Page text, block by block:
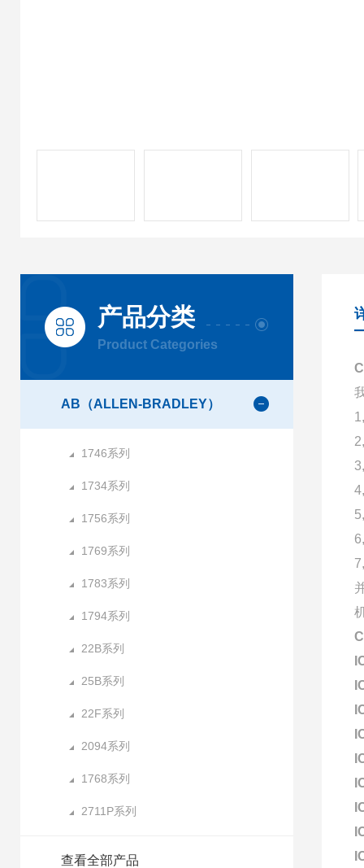
产品分类
Product Categories
AB（ALLEN-BRADLEY）
1746系列
1734系列
1756系列
1769系列
1783系列
1794系列
22B系列
25B系列
22F系列
2094系列
1768系列
2711P系列
查看全部产品